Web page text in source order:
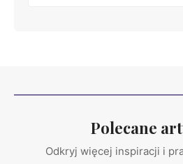
Polecane
Odkryj więcej inspiracji i